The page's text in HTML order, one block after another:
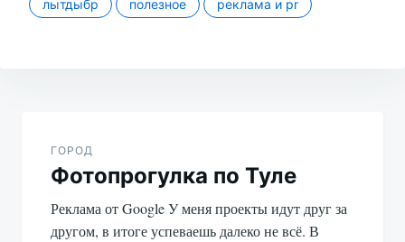
лытдыбр полезное реклама и pr
записям
ГОРОД
Фотопрогулка по Туле
Реклама от Google У меня проекты идут друг за
другом, в итоге успеваешь далеко не всё. В